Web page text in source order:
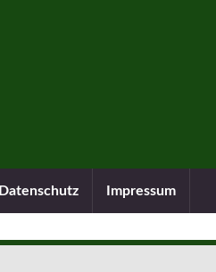
Datenschutz Impressum